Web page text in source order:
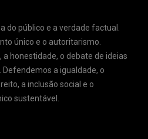
do público e a verdade factual.
único e o autoritarismo.
honestidade, o debate de ideias
Defendemos a igualdade, o
a inclusão social e o
sustentável.